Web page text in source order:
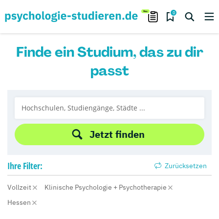
0
Finde ein Studium, das zu dir
passt
Jetzt finden
Ihre Filter: Zurücksetzen
Vollzeit
Klinische Psychologie + Psychotherapie
Hessen